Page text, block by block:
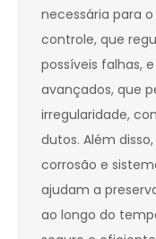
necessária para
controle, que
possíveis falhas,
avançados, que
irregularidade,
dutos. Além
corrosão e
ajudam a
ao longo do